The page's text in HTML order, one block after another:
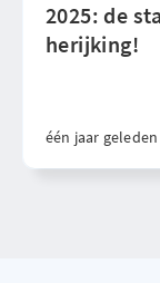
2025: de
herijking!
één jaar geleden